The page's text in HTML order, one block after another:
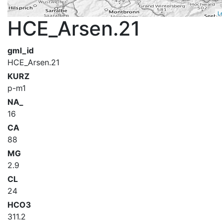
HCE_Arsen.21
gml_id
HCE_Arsen.21
KURZ
p-m1
NA_
16
CA
88
MG
2.9
CL
24
HCO3
311.2